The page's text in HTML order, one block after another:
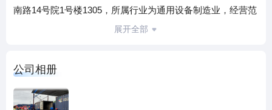
南路14号院1号楼1305，所属行业为通用设备制造业，经营范
围包含：一般项目：通用设备制造（不含特种设备制造）；
物料搬运装备制造；物料搬运装备销售；金属结构制造；金
属结构销售；金属制品研发；金属制品销售；金属制品修
理；普通货物仓储服务（不含危险化学品等需许可审批的项
展开全部
公司相册